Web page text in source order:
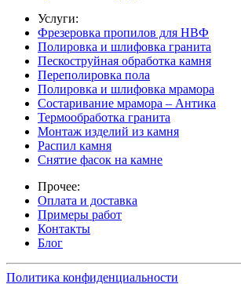
Услуги:
Фрезеровка пропилов для НВФ
Полировка и шлифовка гранита
Пескоструйная обработка камня
Переполировка пола
Полировка и шлифовка мрамора
Состаривание мрамора – Антика
Термообработка гранита
Монтаж изделий из камня
Распил камня
Снятие фасок на камне
Прочее:
Оплата и доставка
Примеры работ
Контакты
Блог
Политика конфиденциальности